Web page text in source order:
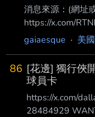
消息來源：(網址
https://x.com/
23319 內容：
with the Clippers
@PabloTorre 據
Leonard 據說與
的、價值 數百萬
gaiaesque · 美
86 [花邊] 獨行俠
球員卡
https://x.com/
28484929